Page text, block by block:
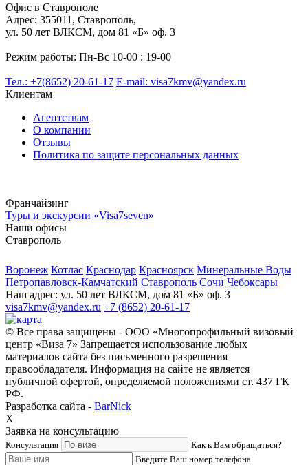
Офис в Ставрополе
Адрес: 355011, Ставрополь,
ул. 50 лет ВЛКСМ, дом 81 «Б» оф. 3
Режим работы: Пн-Вс 10-00 : 19-00
Тел.: +7(8652) 20-61-17 E-mail: visa7kmv@yandex.ru
Клиентам
Агентствам
О компании
Отзывы
Политика по защите персональных данных
Франчайзинг
Туры и экскурсии «Visa7seven»
Наши офисы
Ставрополь
Воронеж Котлас Краснодар Красноярск Минеральные Воды
Петропавловск-Камчатский Ставрополь Сочи Чебоксары
Наш адрес: ул. 50 лет ВЛКСМ, дом 81 «Б» оф. 3
visa7kmv@yandex.ru +7 (8652) 20-61-17
© Все права защищены - OOO «Многопрофильный визовый
центр «Виза 7» Запрещается использование любых
материалов сайта без письменного разрешения
правообладателя. Информация на сайте не является
публичной офертой, определяемой положениями ст. 437 ГК
РФ.
Разработка сайта - BarNick
X
Заявка на консультацию
Консультация
Как к Вам обращаться?
Введите Ваш номер телефона